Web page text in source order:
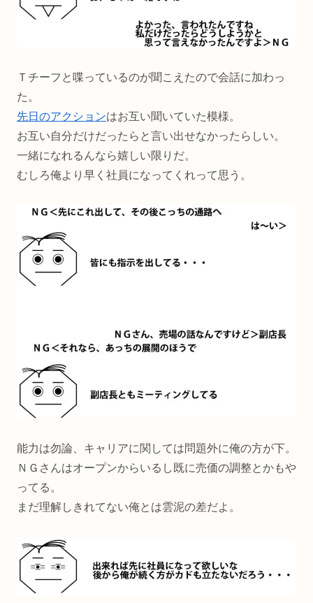
Ｔチーフと喋っているのが聞こえたので会話に加わっ
た。
先日のアクションはお互い聞いていた模様。
お互い自分だけだったらと言い出せなかったらしい。
一緒になれるんなら嬉しい限りだ。
むしろ俺より早く社員になってくれって思う。
能力は勿論、キャリアに関しては問題外に俺の方が下。
ＮＧさんはオープンからいるし既に売価の調整とかもや
ってる。
まだ理解しきれてない俺とは雲泥の差だよ。